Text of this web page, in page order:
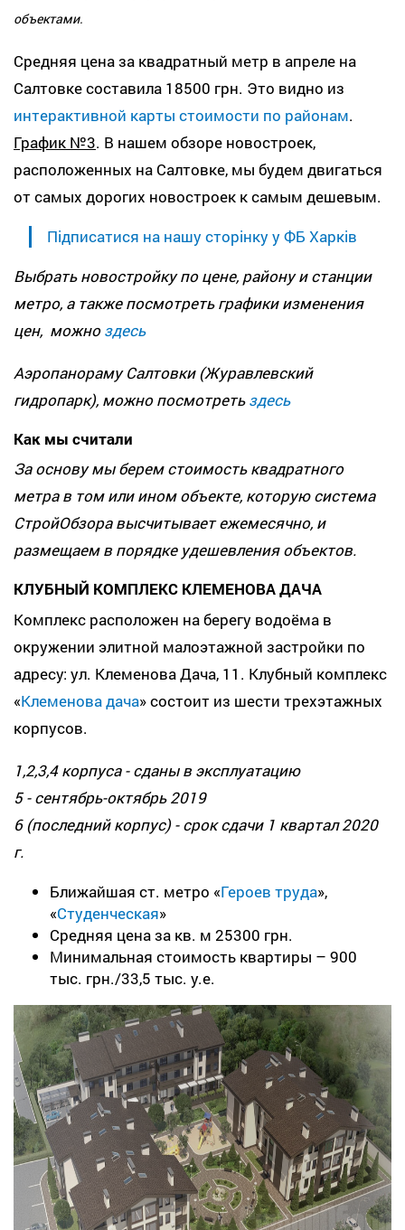
объектами.
Средняя цена за квадратный метр в апреле на
Салтовке составила 18500 грн. Это видно из
интерактивной карты стоимости по районам.
График №3. В нашем обзоре новостроек,
расположенных на Салтовке, мы будем двигаться
от самых дорогих новостроек к самым дешевым.
Підписатися на нашу сторінку у ФБ Харків
Выбрать новостройку по цене, району и станции
метро, а также посмотреть графики изменения
цен, можноздесь
Аэропанораму Салтовки (Журавлевский
гидропарк), можно посмотретьздесь
Как мы считали
За основу мы берем стоимость квадратного
метра в том или ином объекте, которую система
СтройОбзора высчитывает ежемесячно, и
размещаем в порядке удешевления объектов.
КЛУБНЫЙ КОМПЛЕКС КЛЕМЕНОВА ДАЧА
Комплекс расположен на берегу водоёма в
окружении элитной малоэтажной застройки по
адресу: ул. Клеменова Дача, 11. Клубный комплекс
«Клеменова дача» состоит из шести трехэтажных
корпусов.
1,2,3,4 корпуса - сданы в эксплуатацию
5 - сентябрь-октябрь 2019
6 (последний корпус) - срок сдачи 1 квартал 2020
г.
Ближайшая ст. метро «Героев труда»,
«Студенческая»
Средняя цена за кв. м 25300 грн.
Минимальная стоимость квартиры – 900
тыс. грн./33,5 тыс. у.е.